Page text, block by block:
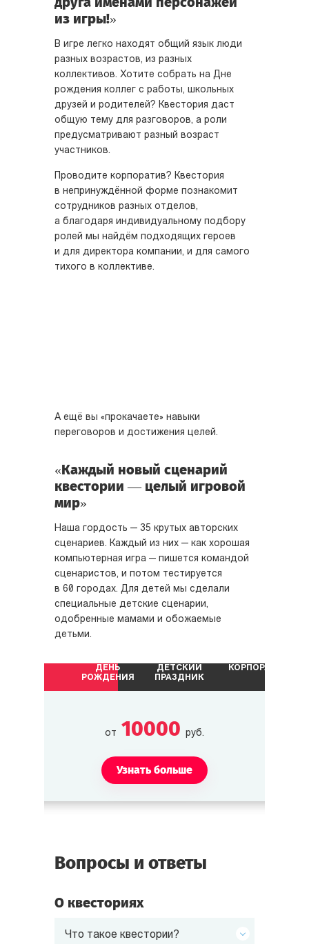
из игры!»
В игре легко находят общий язык люди
разных возрастов, из разных
коллективов. Хотите собрать на Дне
рождения коллег с работы, школьных
друзей и родителей? Квестория даст
общую тему для разговоров, а роли
предусматривают разный возраст
участников.
Проводите корпоратив? Квестория
в непринуждённой форме познакомит
сотрудников разных отделов,
а благодаря индивидуальному подбору
ролей мы найдём подходящих героев
и для директора компании, и для самого
тихого в коллективе.
А ещё вы «прокачаете» навыки
переговоров и достижения целей.
«Каждый новый сценарий
квестории — целый игровой
мир»
Наша гордость — 35 крутых авторских
сценариев. Каждый из них — как хорошая
компьютерная игра — пишется командой
сценаристов, и потом тестируется
в 60 городах. Для детей мы сделали
специальные детские сценарии,
одобренные мамами и обожаемые
детьми.
ДЕНЬ
РОЖДЕНИЯ
ДЕТСКИЙ
ПРАЗДНИК
КОРПОРАТИВ
от 10000 руб.
Узнать больше
Вопросы и ответы
О квесториях
Что такое квестории?